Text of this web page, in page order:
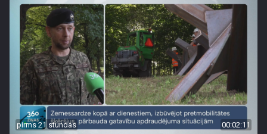
pirms 21 stundas 00:02:11